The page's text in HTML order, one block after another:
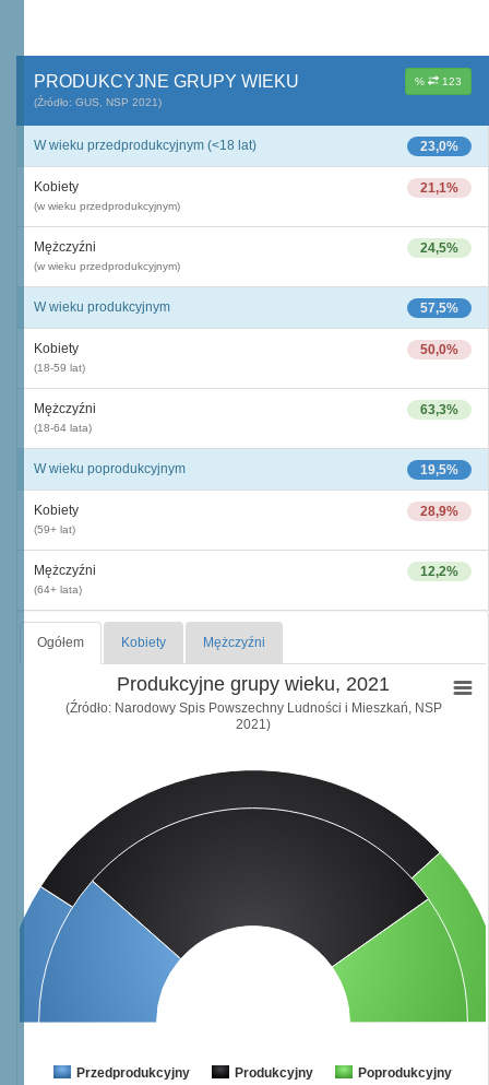
% 123
PRODUKCYJNE GRUPY WIEKU
(Źródło: GUS, NSP 2021)
23,0%
W wieku przedprodukcyjnym (<18 lat)
21,1%
Kobiety
(w wieku przedprodukcyjnym)
24,5%
Mężczyźni
(w wieku przedprodukcyjnym)
57,5%
W wieku produkcyjnym
50,0%
Kobiety
(18-59 lat)
63,3%
Mężczyźni
(18-64 lata)
19,5%
W wieku poprodukcyjnym
28,9%
Kobiety
(59+ lat)
12,2%
Mężczyźni
(64+ lata)
Ogółem Kobiety Mężczyźni
Produkcyjne grupy wieku, 2021
(Źródło: Narodowy Spis Powszechny Ludności i Mieszkań, NSP
2021)
Przedprodukcyjny Produkcyjny Poprodukcyjny